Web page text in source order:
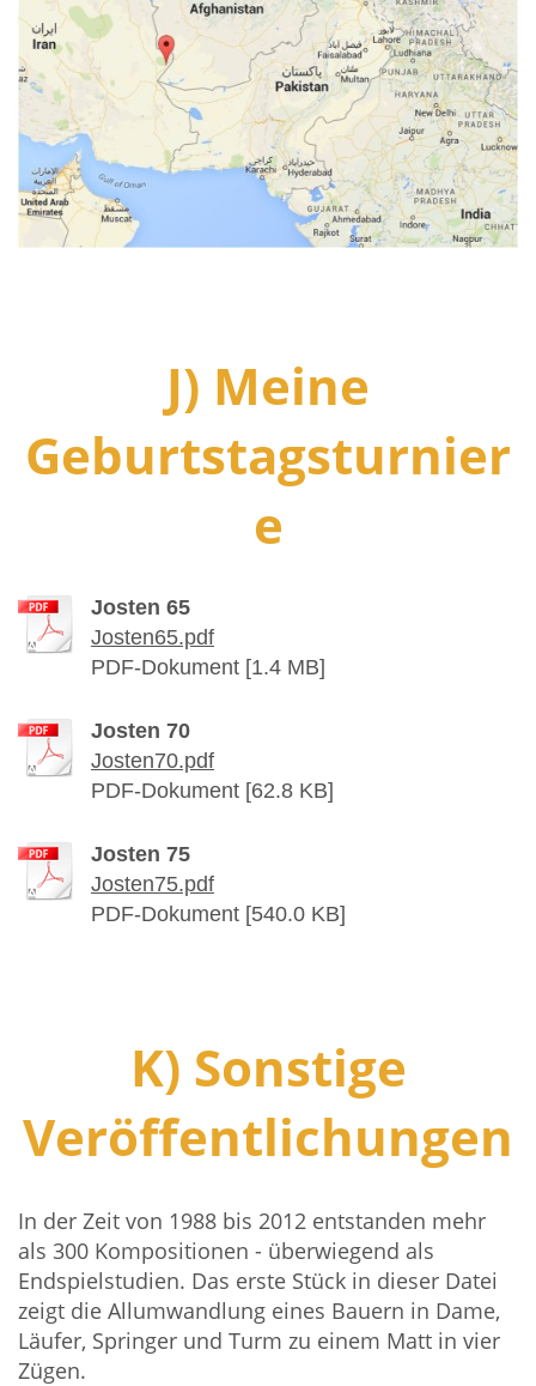
J) Meine
Geburtstagsturnier
e
Josten 65
Josten65.pdf
PDF-Dokument [1.4 MB]
Josten 70
Josten70.pdf
PDF-Dokument [62.8 KB]
Josten 75
Josten75.pdf
PDF-Dokument [540.0 KB]
K) Sonstige
Veröffentlichungen
In der Zeit von 1988 bis 2012 entstanden mehr
als 300 Kompositionen - überwiegend als
Endspielstudien. Das erste Stück in dieser Datei
zeigt die Allumwandlung eines Bauern in Dame,
Läufer, Springer und Turm zu einem Matt in vier
Zügen.